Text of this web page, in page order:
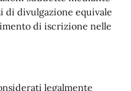
di divulgazione equivale
di iscrizione nelle
legalmente